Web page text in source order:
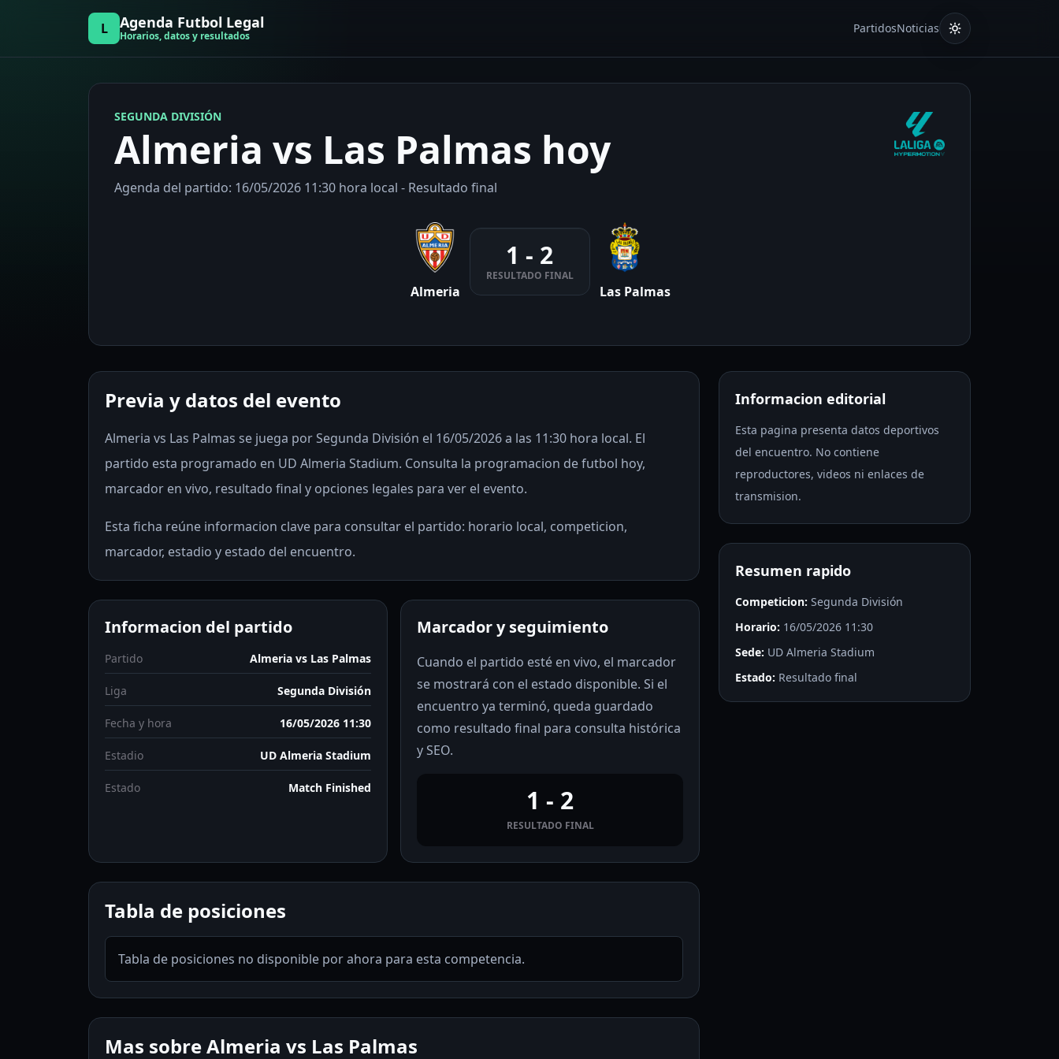
L Agenda Futbol Legal
Horarios, datos y resultados
PartidosNoticias
SEGUNDA DIVISIÓN
Almeria vs Las Palmas hoy
Agenda del partido: 16/05/2026 11:30 hora local - Resultado final
Almeria
1 - 2
RESULTADO FINAL
Las Palmas
Previa y datos del evento
Almeria vs Las Palmas se juega por Segunda División el 16/05/2026 a las 11:30 hora local. El
partido esta programado en UD Almeria Stadium. Consulta la programacion de futbol hoy,
marcador en vivo, resultado final y opciones legales para ver el evento.
Esta ficha reúne informacion clave para consultar el partido: horario local, competicion,
marcador, estadio y estado del encuentro.
Informacion del partido
Partido Almeria vs Las Palmas
Liga Segunda División
Fecha y hora 16/05/2026 11:30
Estadio UD Almeria Stadium
Estado Match Finished
Marcador y seguimiento
Cuando el partido esté en vivo, el marcador
se mostrará con el estado disponible. Si el
encuentro ya terminó, queda guardado
como resultado final para consulta histórica
y SEO.
1 - 2
RESULTADO FINAL
Tabla de posiciones
Tabla de posiciones no disponible por ahora para esta competencia.
Mas sobre Almeria vs Las Palmas
Informacion editorial
Esta pagina presenta datos deportivos
del encuentro. No contiene
reproductores, videos ni enlaces de
transmision.
Resumen rapido
Competicion: Segunda División
Horario: 16/05/2026 11:30
Sede: UD Almeria Stadium
Estado: Resultado final